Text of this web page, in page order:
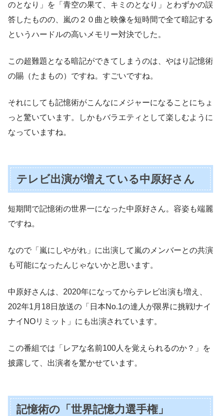
のとなり」を「青空の果て、キミのとなり」とわずかの誤
答したものの、嵐の２０曲と映像を短時間で全て暗記する
というハードルの高いメモリー対決でした。
この超難題となる暗記ができてしまうのは、やはり記憶術
の賜（たまもの）ですね。すごいですね。
それにしても記憶術がこんなにメジャーになることにちょ
っと驚いています。しかもバラエティとして楽しむように
なっていますね。
テレビ出演が増えている中原好さん
短期間で記憶術の世界一になった中原好さん。容姿も端麗
ですね。
なので「嵐にしやがれ」に出演して嵐のメンバーとの共演
も可能になったんじゃないかと思います。
中原好さんは、2020年になってからテレビ出演も増え、
202年1月18日放送の「日本No.1の達人が限界に挑戦!ナイ
ナイNOリミット」にも出演されています。
この番組では「レアな名前100人を覚えられるのか？」を
披露して、出演者を驚かせています。
記憶術の「世界記憶力選手権」